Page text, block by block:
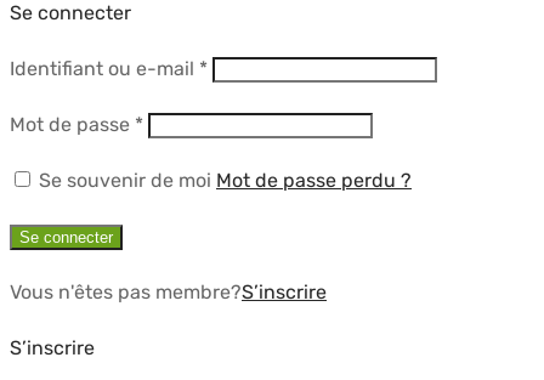
Se connecter
Identifiant ou e-mail *Obligatoire
Mot de passe *Obligatoire
Se souvenir de moi Mot de passe perdu ?
Se connecter
Vous n'êtes pas membre?S’inscrire
S’inscrire